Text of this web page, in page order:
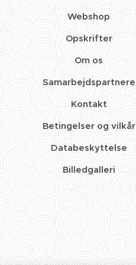
Webshop
Opskrifter
Om os
Samarbejdspartnere
Kontakt
Betingelser og vilkår
Databeskyttelse
Billedgalleri